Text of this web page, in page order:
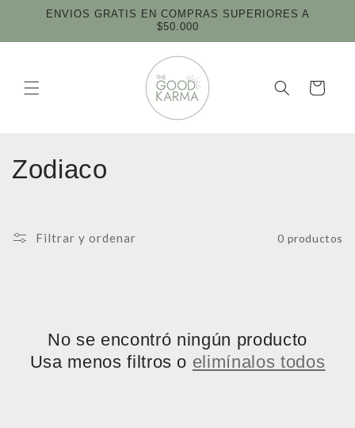
directamente
ENVIOS GRATIS EN COMPRAS SUPERIORES A
$50.000
Carrito
C
l
Zodiaco
Filtrar y ordenar 0 productos
No se encontró ningún producto
Usa menos filtros o elimínalos todos